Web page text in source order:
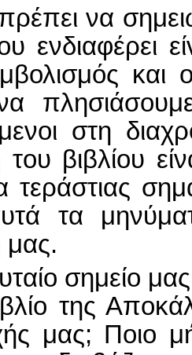
να
ενδιαφέρει
και
στη
βιβλίου
τεράστιας
τα
σημείο
της
μας; Ποιο